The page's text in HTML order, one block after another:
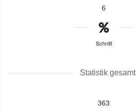
6
Schnitt
Statistik gesamt
363